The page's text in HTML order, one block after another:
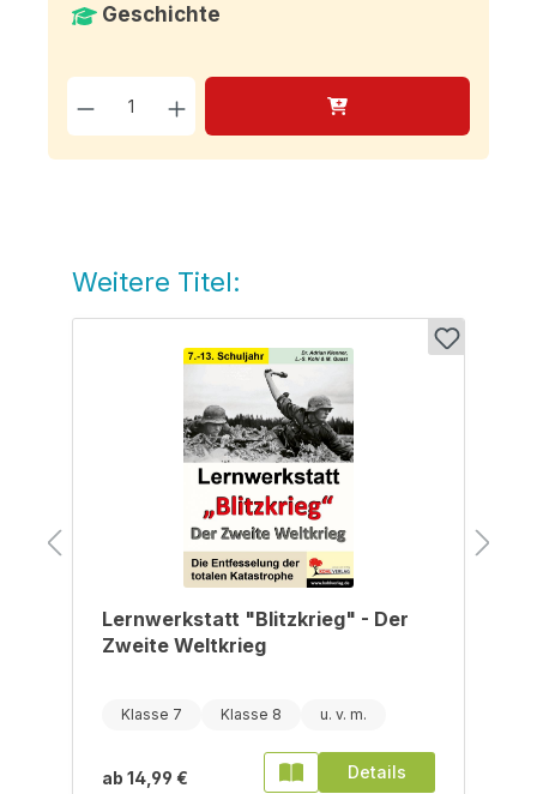
Geschichte
Produkt Anzahl: Gib den
Produktgalerie überspringen
Weitere Titel:
Lernwerkstatt "Blitzkrieg" - Der
Zweite Weltkrieg
Klasse 7 Klasse 8
ab 14,99 € Details